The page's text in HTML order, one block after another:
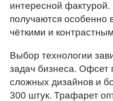
интересной
получаются
чёткими и
Выбор технологии
задач бизнеса. Офсет
сложных дизайнов и
300 штук. Трафарет